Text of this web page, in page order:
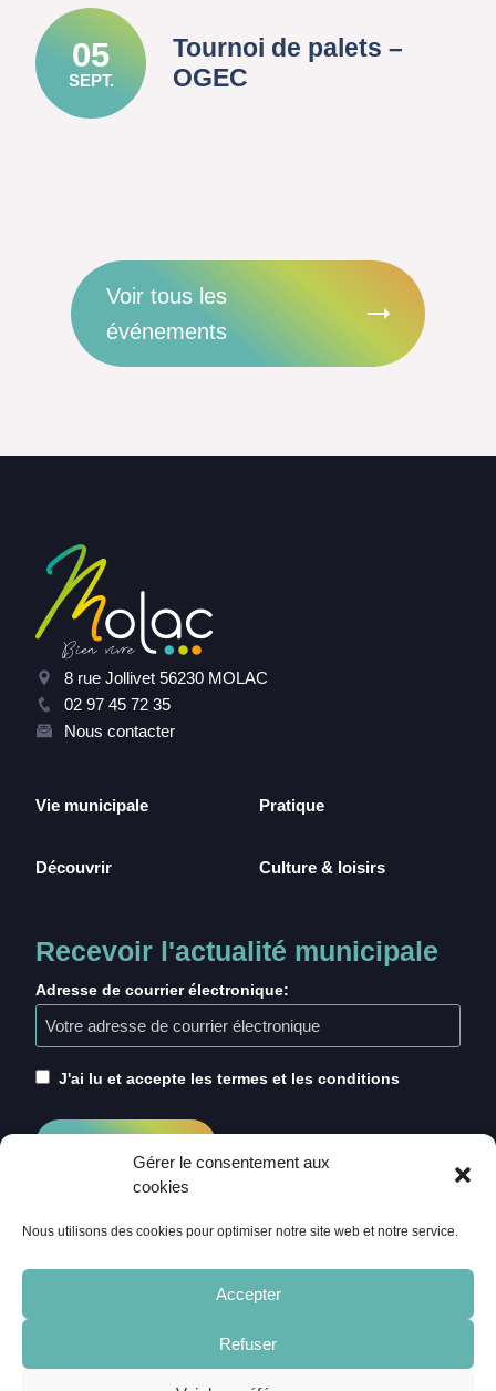
Gérer le consentement aux
cookies
Nous utilisons des cookies pour optimiser notre site web et notre service.
Accepter
Refuser
05
SEPT.
Tournoi de palets –
OGEC
Voir tous les
événements
8 rue Jollivet 56230 MOLAC
02 97 45 72 35
Nous contacter
Vie municipale
Découvrir
Pratique
Culture & loisirs
Recevoir l'actualité municipale
Adresse de courrier électronique:
J'ai lu et accepte les termes et les conditions
CRÉDITS
MENTIONS LÉGALES